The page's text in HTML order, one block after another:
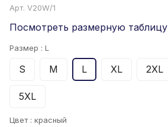
Арт. V20W/1
Посмотреть размерную таблицу
Размер : L
S M L XL 2XL
5XL
Цвет : красный